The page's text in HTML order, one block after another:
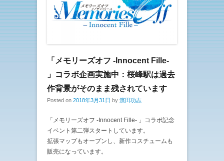
「メモリーズオフ -Innocent Fille-
」コラボ企画実施中：桜峰駅は過去
作背景がそのまま残されています
Posted on 2018年3月31日 by 濱田功志
「メモリーズオフ -Innocent Fille- 」コラボ記念
イベント第二弾スタートしています。
拡張マップもオープンし、新作コスチュームも
販売になっています。